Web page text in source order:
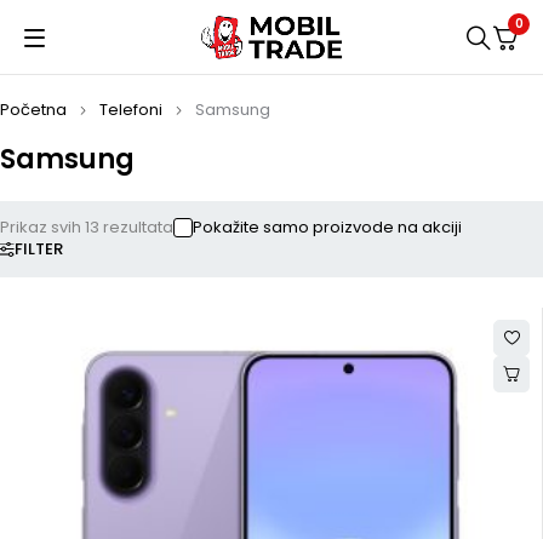
0
Samsung
Početna Telefoni Samsung
FILTER
Prikaz svih 13 rezultata Pokažite samo proizvode na akciji